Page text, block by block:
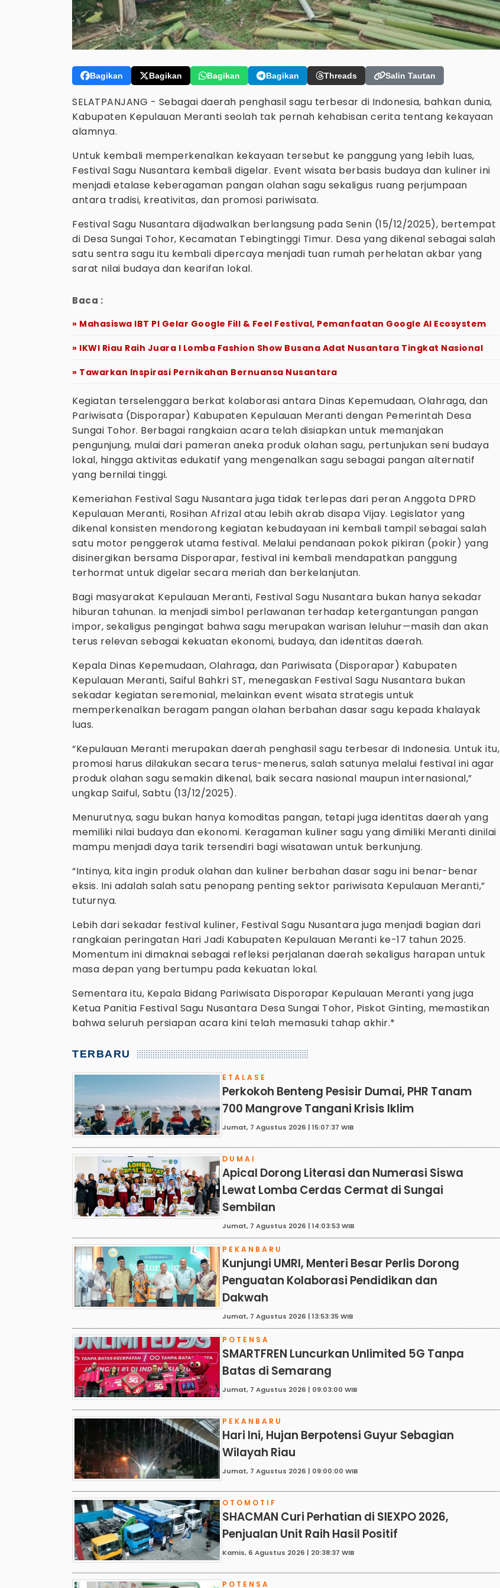
Bagikan Bagikan Bagikan Bagikan Threads Salin Tautan
SELATPANJANG - Sebagai daerah penghasil sagu terbesar di Indonesia, bahkan dunia,
Kabupaten Kepulauan Meranti seolah tak pernah kehabisan cerita tentang kekayaan
alamnya.
Untuk kembali memperkenalkan kekayaan tersebut ke panggung yang lebih luas,
Festival Sagu Nusantara kembali digelar. Event wisata berbasis budaya dan kuliner ini
menjadi etalase keberagaman pangan olahan sagu sekaligus ruang perjumpaan
antara tradisi, kreativitas, dan promosi pariwisata.
Festival Sagu Nusantara dijadwalkan berlangsung pada Senin (15/12/2025), bertempat
di Desa Sungai Tohor, Kecamatan Tebingtinggi Timur. Desa yang dikenal sebagai salah
satu sentra sagu itu kembali dipercaya menjadi tuan rumah perhelatan akbar yang
sarat nilai budaya dan kearifan lokal.
Baca :
» Mahasiswa IBT PI Gelar Google Fill & Feel Festival, Pemanfaatan Google AI Ecosystem
» IKWI Riau Raih Juara I Lomba Fashion Show Busana Adat Nusantara Tingkat Nasional
» Tawarkan Inspirasi Pernikahan Bernuansa Nusantara
Kegiatan terselenggara berkat kolaborasi antara Dinas Kepemudaan, Olahraga, dan
Pariwisata (Disporapar) Kabupaten Kepulauan Meranti dengan Pemerintah Desa
Sungai Tohor. Berbagai rangkaian acara telah disiapkan untuk memanjakan
pengunjung, mulai dari pameran aneka produk olahan sagu, pertunjukan seni budaya
lokal, hingga aktivitas edukatif yang mengenalkan sagu sebagai pangan alternatif
yang bernilai tinggi.
Kemeriahan Festival Sagu Nusantara juga tidak terlepas dari peran Anggota DPRD
Kepulauan Meranti, Rosihan Afrizal atau lebih akrab disapa Vijay. Legislator yang
dikenal konsisten mendorong kegiatan kebudayaan ini kembali tampil sebagai salah
satu motor penggerak utama festival. Melalui pendanaan pokok pikiran (pokir) yang
disinergikan bersama Disporapar, festival ini kembali mendapatkan panggung
terhormat untuk digelar secara meriah dan berkelanjutan.
Bagi masyarakat Kepulauan Meranti, Festival Sagu Nusantara bukan hanya sekadar
hiburan tahunan. Ia menjadi simbol perlawanan terhadap ketergantungan pangan
impor, sekaligus pengingat bahwa sagu merupakan warisan leluhur—masih dan akan
terus relevan sebagai kekuatan ekonomi, budaya, dan identitas daerah.
Kepala Dinas Kepemudaan, Olahraga, dan Pariwisata (Disporapar) Kabupaten
Kepulauan Meranti, Saiful Bahkri ST, menegaskan Festival Sagu Nusantara bukan
sekadar kegiatan seremonial, melainkan event wisata strategis untuk
memperkenalkan beragam pangan olahan berbahan dasar sagu kepada khalayak
luas.
“Kepulauan Meranti merupakan daerah penghasil sagu terbesar di Indonesia. Untuk itu,
promosi harus dilakukan secara terus-menerus, salah satunya melalui festival ini agar
produk olahan sagu semakin dikenal, baik secara nasional maupun internasional,”
ungkap Saiful, Sabtu (13/12/2025).
Menurutnya, sagu bukan hanya komoditas pangan, tetapi juga identitas daerah yang
memiliki nilai budaya dan ekonomi. Keragaman kuliner sagu yang dimiliki Meranti dinilai
mampu menjadi daya tarik tersendiri bagi wisatawan untuk berkunjung.
“Intinya, kita ingin produk olahan dan kuliner berbahan dasar sagu ini benar-benar
eksis. Ini adalah salah satu penopang penting sektor pariwisata Kepulauan Meranti,”
tuturnya.
Lebih dari sekadar festival kuliner, Festival Sagu Nusantara juga menjadi bagian dari
rangkaian peringatan Hari Jadi Kabupaten Kepulauan Meranti ke-17 tahun 2025.
Momentum ini dimaknai sebagai refleksi perjalanan daerah sekaligus harapan untuk
masa depan yang bertumpu pada kekuatan lokal.
Sementara itu, Kepala Bidang Pariwisata Disporapar Kepulauan Meranti yang juga
Ketua Panitia Festival Sagu Nusantara Desa Sungai Tohor, Piskot Ginting, memastikan
bahwa seluruh persiapan acara kini telah memasuki tahap akhir.*
TERBARU
ETALASE
Perkokoh Benteng Pesisir Dumai, PHR Tanam
700 Mangrove Tangani Krisis Iklim
Jumat, 7 Agustus 2026 | 15:07:37 WIB
DUMAI
Apical Dorong Literasi dan Numerasi Siswa
Lewat Lomba Cerdas Cermat di Sungai
Sembilan
Jumat, 7 Agustus 2026 | 14:03:53 WIB
PEKANBARU
Kunjungi UMRI, Menteri Besar Perlis Dorong
Penguatan Kolaborasi Pendidikan dan
Dakwah
Jumat, 7 Agustus 2026 | 13:53:35 WIB
POTENSA
SMARTFREN Luncurkan Unlimited 5G Tanpa
Batas di Semarang
Jumat, 7 Agustus 2026 | 09:03:00 WIB
PEKANBARU
Hari Ini, Hujan Berpotensi Guyur Sebagian
Wilayah Riau
Jumat, 7 Agustus 2026 | 09:00:00 WIB
OTOMOTIF
SHACMAN Curi Perhatian di SIEXPO 2026,
Penjualan Unit Raih Hasil Positif
Kamis, 6 Agustus 2026 | 20:38:37 WIB
POTENSA